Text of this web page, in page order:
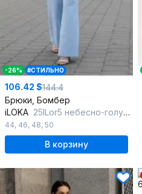
-26% #СТИЛЬНО
106.42 $144.4
Брюки, Бомбер
iLOKA 25ILor5 небесно-голубой
44, 46, 48, 50
В корзину